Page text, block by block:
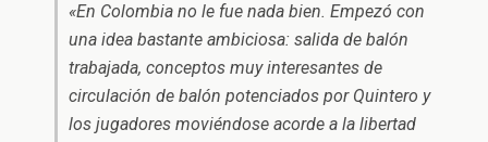
«En Colombia no le fue nada bien. Empezó con
una idea bastante ambiciosa: salida de balón
trabajada, conceptos muy interesantes de
circulación de balón potenciados por Quintero y
los jugadores moviéndose acorde a la libertad